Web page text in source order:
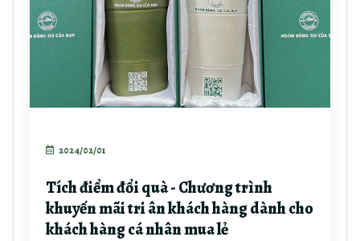
2024/02/01
Tích điểm đổi quà - Chương trình
khuyến mãi tri ân khách hàng dành cho
khách hàng cá nhân mua lẻ